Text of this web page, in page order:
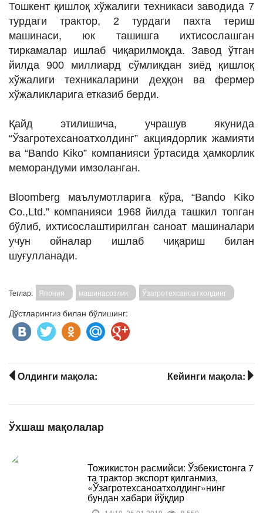
Тошкент қишлоқ хўжалиги техникаси заводида 7
турдаги трактор, 2 турдаги пахта териш
машинаси, юк ташишга ихтисослашган
тиркамалар ишлаб чиқарилмоқда. Завод ўтган
йилда 900 миллиард сўмликдан зиёд қишлоқ
хўжалиги техникаларини деҳқон ва фермер
хўжаликларига етказиб берди.
Қайд этилишича, учрашув якунида
“Ўзагротехсаноатхолдинг” акциядорлик жамияти
ва “Bando Kiko” компанияси ўртасида ҳамкорлик
меморандуми имзоланган.
Bloomberg маълумотларига кўра, “Bando Kiko
Co.,Ltd.” компанияси 1968 йилда ташкил топган
бўлиб, ихтисослаштирилган саноат машиналари
учун ойналар ишлаб чиқариш билан
шуғулланади.
Теглар: Япония машинасозлик Ўзагротехсаноатхолдинг
Дўстларингиз билан бўлишинг:
Кейинги мақола:
Олдинги мақола:
Ўхшаш мақолалар
Тожикистон расмийси: Ўзбекистонга 7
та трактор экспорт қилганмиз,
«Ўзагротехсаноатхолдинг»нинг
бундан хабари йўқдир